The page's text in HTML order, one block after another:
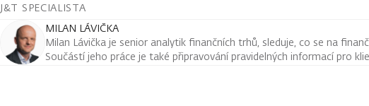
J&T SPECIALISTA
MILAN LÁVIČKA
Milan Lávička je senior analytik finančních trhů, sleduje, co se na
Součástí jeho práce je také připravování pravidelných informací pro